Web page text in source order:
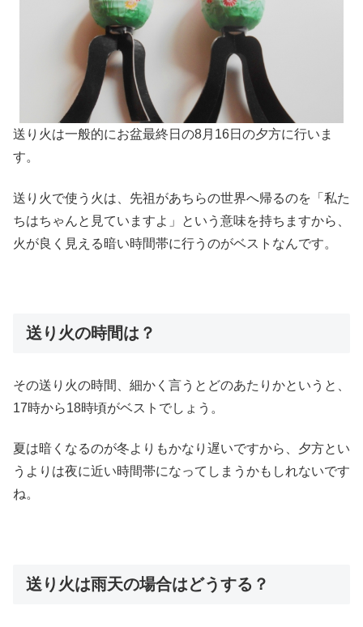
送り火は一般的にお盆最終日の8月16日の夕方に行いま
す。
送り火で使う火は、先祖があちらの世界へ帰るのを「私た
ちはちゃんと見ていますよ」という意味を持ちますから、
火が良く見える暗い時間帯に行うのがベストなんです。
送り火の時間は？
その送り火の時間、細かく言うとどのあたりかというと、
17時から18時頃がベストでしょう。
夏は暗くなるのが冬よりもかなり遅いですから、夕方とい
うよりは夜に近い時間帯になってしまうかもしれないです
ね。
送り火は雨天の場合はどうする？